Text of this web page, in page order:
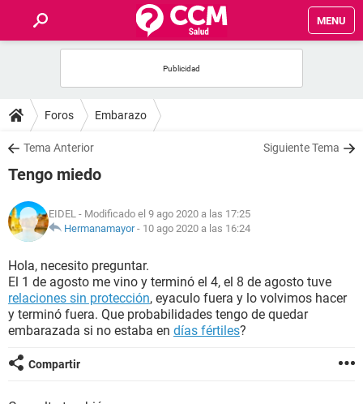
MENU
FOROS
SALUD
FAMILIA
NUTRICIÓN
BIENESTAR
SEXUALIDAD
GLOSARIO
Foros Embarazo
Tema Anterior Siguiente Tema
Tengo miedo
EIDEL - Modificado el 9 ago 2020 a las 17:25
Hermanamayor- 10 ago 2020 a las 16:24
Hola, necesito preguntar.
El 1 de agosto me vino y terminó el 4, el 8 de agosto tuve
relaciones sin protección, eyaculo fuera y lo volvimos hacer
y terminó fuera. Que probabilidades tengo de quedar
embarazada si no estaba en días fértiles?
Compartir